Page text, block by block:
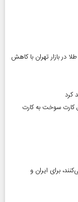
۱۴۰۵ | افت قیمت طلا در بازار تهران با کاهش
کرد
کارت سوخت به کارت
برای ایران و